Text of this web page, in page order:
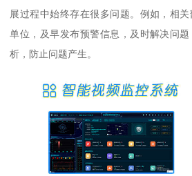
展过程中始终存在很多问题。例如，相
单位，及早发布预警信息，及时解决问
析，防止问题产生。